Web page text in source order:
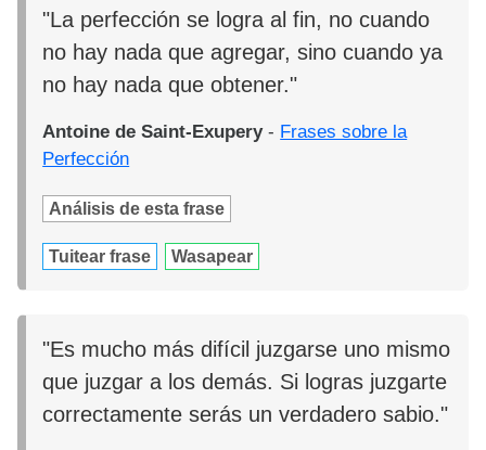
"La perfección se logra al fin, no cuando
no hay nada que agregar, sino cuando ya
no hay nada que obtener."
Antoine de Saint-Exupery- Frases sobre la
Perfección
Análisis de esta frase
Tuitear frase Wasapear
"Es mucho más difícil juzgarse uno mismo
que juzgar a los demás. Si logras juzgarte
correctamente serás un verdadero sabio."